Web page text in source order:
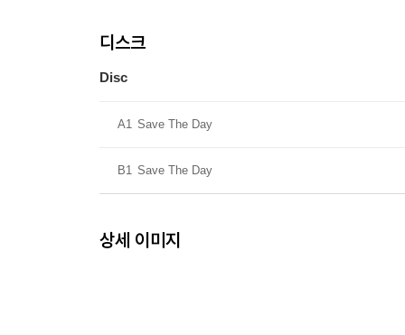
디스크
Disc
A1 Save The Day
B1 Save The Day
상세 이미지